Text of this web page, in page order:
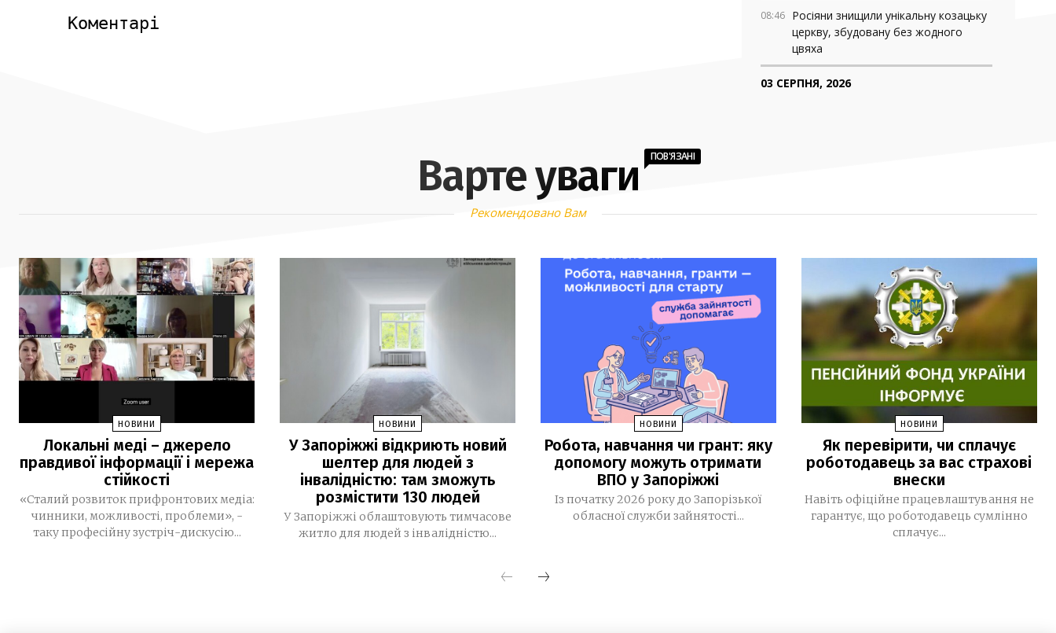
Коментарі 08:46 Росіяни знищили унікальну козацьку
церкву, збудовану без жодного
цвяха
03 СЕРПНЯ, 2026
зачинені
зовнішньої розвідки, а Ігор Клименко
11:39
МВС запровадило нові виплати для
військових Нацгвардії, ДПСУ та
поліції
У Monobank з’явилася нова функція:
до транзакцій тепер можна
додавати фото чеків
09:32
За тиждень у Запоріжжі підтвердили
чотири випадки хвороби Лайма
30 ЛИПНЯ, 2026
Світлана Карпенко: «Ми втратили
Варте уваги ПОВ'ЯЗАНІ
Рекомендовано Вам
НОВИНИ
Локальні меді – джерело
правдивої інформації і мережа
стійкості
«Сталий розвиток прифронтових медіа:
чинники, можливості, проблеми», -
таку професійну зустріч-дискусію...
НОВИНИ
У Запоріжжі відкриють новий
шелтер для людей з
інвалідністю: там зможуть
розмістити 130 людей
У Запоріжжі облаштовують тимчасове
житло для людей з інвалідністю...
НОВИНИ
Робота, навчання чи грант: яку
допомогу можуть отримати
ВПО у Запоріжжі
Із початку 2026 року до Запорізької
обласної служби зайнятості...
НОВИНИ
Як перевірити, чи сплачує
роботодавець за вас страхові
внески
Навіть офіційне працевлаштування не
гарантує, що роботодавець сумлінно
сплачує...